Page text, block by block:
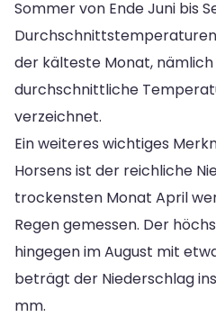
Sommer von Ende Juni bis
Durchschnittstemperaturen
der kälteste Monat, nämlich
durchschnittliche
verzeichnet.
Ein weiteres wichtiges
Horsens ist der reichliche
trockensten Monat April
Regen gemessen. Der
hingegen im August mit
beträgt der Niederschlag
mm.